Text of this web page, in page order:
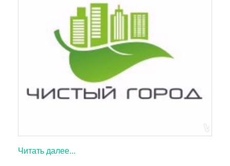
Читать далее...